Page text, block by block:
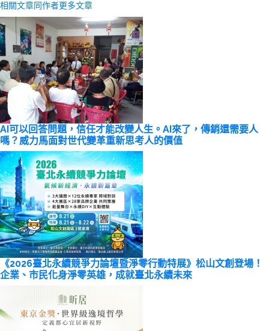
相關文章同作者更多文章
AI可以回答問題，信任才能改變人生。AI來了，傳銷還需要人
嗎？威力馬面對世代變革重新思考人的價值
《2026臺北永續競爭力論壇暨淨零行動特展》松山文創登場！
企業、市民化身淨零英雄，成就臺北永續未來